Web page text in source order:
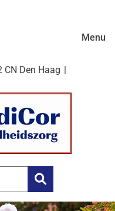
CN Den Haag
Zoeken
Menu